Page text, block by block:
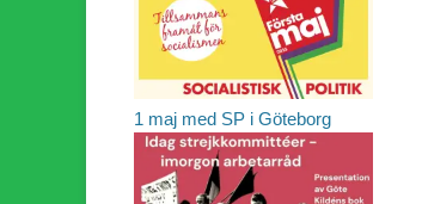
1 maj med SP i Göteborg